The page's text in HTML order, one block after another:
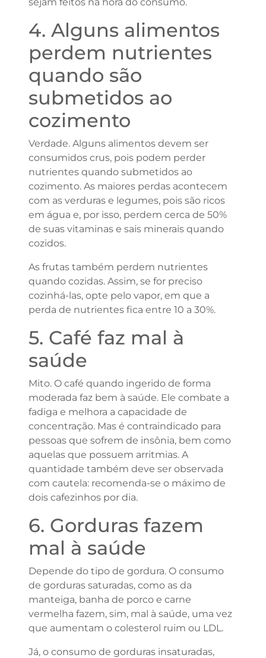
4. Alguns alimentos
perdem nutrientes
quando são
submetidos ao
cozimento
Verdade. Alguns alimentos devem ser
consumidos crus, pois podem perder
nutrientes quando submetidos ao
cozimento. As maiores perdas acontecem
com as verduras e legumes, pois são ricos
em água e, por isso, perdem cerca de 50%
de suas vitaminas e sais minerais quando
cozidos.
As frutas também perdem nutrientes
quando cozidas. Assim, se for preciso
cozinhá-las, opte pelo vapor, em que a
perda de nutrientes fica entre 10 a 30%.
5. Café faz mal à
saúde
Mito. O café quando ingerido de forma
moderada faz bem à saúde. Ele combate a
fadiga e melhora a capacidade de
concentração. Mas é contraindicado para
pessoas que sofrem de insônia, bem como
aquelas que possuem arritmias. A
quantidade também deve ser observada
com cautela: recomenda-se o máximo de
dois cafezinhos por dia.
6. Gorduras fazem
mal à saúde
Depende do tipo de gordura. O consumo
de gorduras saturadas, como as da
manteiga, banha de porco e carne
vermelha fazem, sim, mal à saúde, uma vez
que aumentam o colesterol ruim ou LDL.
Já, o consumo de gorduras insaturadas,